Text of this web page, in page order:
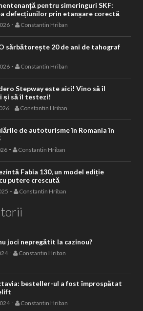
pentru simeringuri SKF:
defecțiunilor prin etanșare corectă
- Constantin Hriban
sărbătorește 20 de ani de tahograf
- Constantin Hriban
Stepway este aici! Vino să îl
și să îl testezi!
- Constantin Hriban
de autoturisme în Romania în
- Constantin Hriban
Fabia 130, un model ediție
putere crescută
- Constantin Hriban
joci nepregătit la cazinou?
- Constantin Hriban
besteller-ul a fost împrospătat
- Constantin Hriban